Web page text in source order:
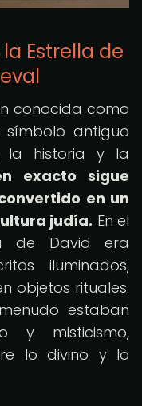
Estrella de
conocida como
símbolo antiguo
la historia y la
exacto sigue
en un
judía. En el
de David era
iluminados,
objetos rituales.
estaban
y misticismo,
lo divino y lo